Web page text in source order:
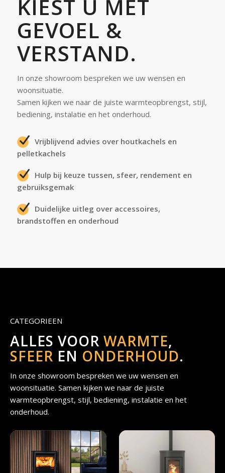
KIEST U MET
GEVOEL &
VERSTAND.
In onze showroom bespreken we uw wensen en
woonsituatie.
Samen kijken we naar de juiste warmteopbrengst, stijl,
bediening, instalatie en het onderhoud.
Vrijblijvend advies over houtkachels en
pelletkachels
Hulp bij keuze tussen, sfeer, rendement en
gebruiksgemak
Duidelijke uitleg over accessoires,
brandstoffen en onderhoud
CATEGORIEEN
ALLES VOOR WARMTE,
SFEER EN ONDERHOUD.
In onze showroom bespreken we uw wensen en
woonsituatie. Samen kijken we naar de juiste
warmteopbrengst, stijl, bediening, instalatie en het
onderhoud.